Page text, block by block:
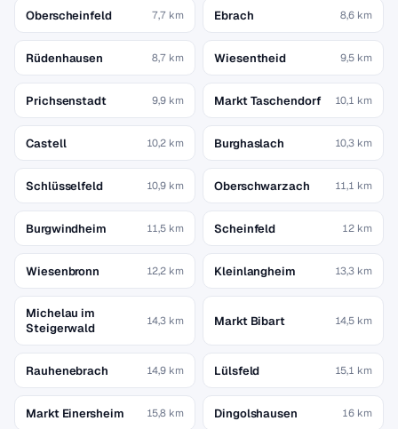
Oberscheinfeld 7,7 km Ebrach 8,6 km
Rüdenhausen 8,7 km Wiesentheid 9,5 km
Prichsenstadt 9,9 km Markt Taschendorf 10,1 km
Castell 10,2 km Burghaslach 10,3 km
Schlüsselfeld 10,9 km Oberschwarzach 11,1 km
Burgwindheim 11,5 km Scheinfeld 12 km
Wiesenbronn 12,2 km Kleinlangheim 13,3 km
Michelau im
Steigerwald
14,3 km Markt Bibart 14,5 km
Rauhenebrach 14,9 km Lülsfeld 15,1 km
Markt Einersheim 15,8 km Dingolshausen 16 km